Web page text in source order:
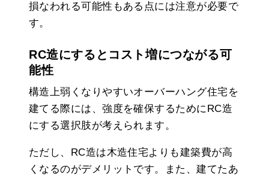
損なわれる可能性もある点には注意が必要で
す。
RC造にするとコスト増につながる可
能性
構造上弱くなりやすいオーバーハング住宅を
建てる際には、強度を確保するためにRC造
にする選択肢が考えられます。
ただし、RC造は木造住宅よりも建築費が高
くなるのがデメリットです。また、建てたあ